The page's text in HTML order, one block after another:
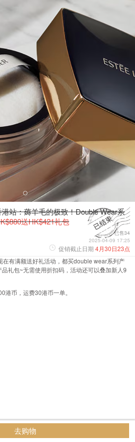
站：薅羊毛的极致！Double Wear系
送HK$421礼包
已售34
2025-04-09 17:25
促销截止日期 4月30日23点
在有满额送好礼活动，都买double wear系列产
礼包~无需使用折扣码，活动还可以叠加新人9
港币，运费30港币一单。
去购物